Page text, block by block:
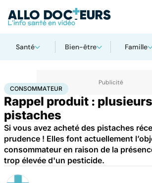
Santé Bien-être Famille
AccueilSantéConsommateur
CONSOMMATEUR
Rappel produit :
pistaches
Si vous avez acheté des pistaches
prudence ! Elles font actuellement
consommateur en raison de la
trop élevée d'un pesticide.